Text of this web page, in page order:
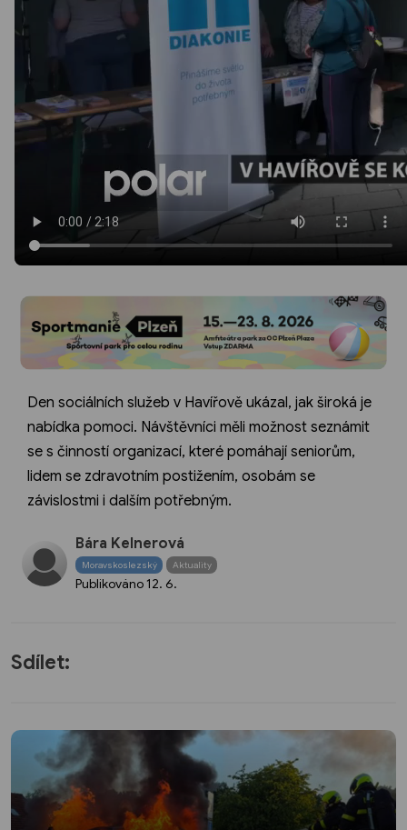
Den sociálních služeb v Havířově ukázal, jak široká je
nabídka pomoci. Návštěvníci měli možnost seznámit
se s činností organizací, které pomáhají seniorům,
lidem se zdravotním postižením, osobám se
závislostmi i dalším potřebným.
Bára Kelnerová
Moravskoslezský Aktuality
Publikováno 12. 6.
Sdílet: